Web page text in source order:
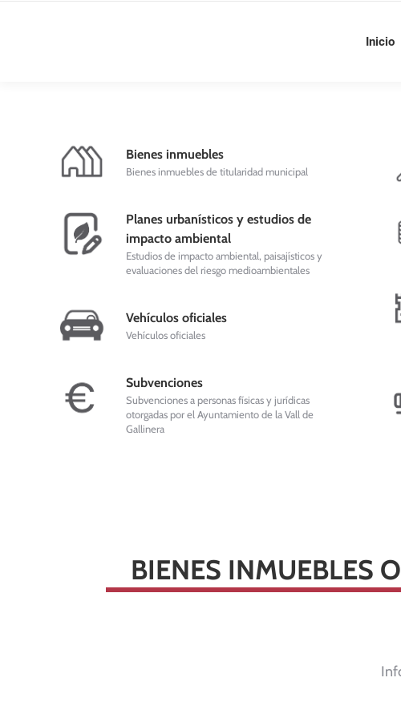
Inicio
Bienes inmuebles
Bienes inmuebles de titularidad municipal
Planes urbanísticos y estudios de
impacto ambiental
Estudios de impacto ambiental, paisajísticos y
evaluaciones del riesgo medioambientales
Vehículos oficiales
Vehículos oficiales
Subvenciones
Subvenciones a personas físicas y jurídicas
otorgadas por el Ayuntamiento de la Vall de
Gallinera
BIENES INMUEBLES